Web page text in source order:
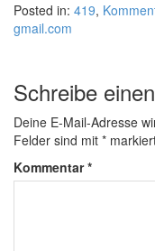
Posted in: 419,
gmail.com
Schreibe
Deine E-Mail-Adresse
Felder sind mit *
Kommentar*